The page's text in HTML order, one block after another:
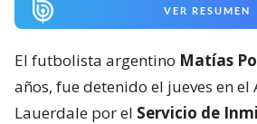
VER RESUMEN
El futbolista argentino Matías
años, fue detenido el jueves en
Lauerdale por el Servicio de